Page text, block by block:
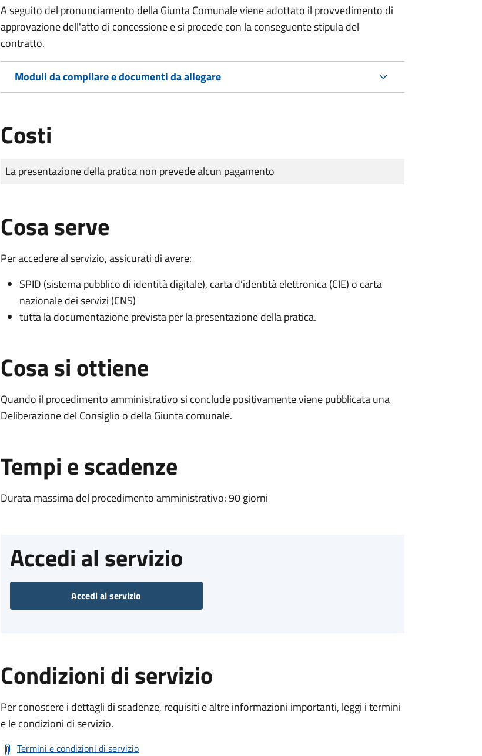
A seguito del pronunciamento della Giunta Comunale viene adottato il provvedimento di
approvazione dell'atto di concessione e si procede con la conseguente stipula del
contratto.
Moduli da compilare e documenti da allegare
Costi
Tipo di pagamento
Importo
La presentazione della pratica non prevede alcun pagamento
Cosa serve
Per accedere al servizio, assicurati di avere:
SPID (sistema pubblico di identità digitale), carta d’identità elettronica (CIE) o carta
nazionale dei servizi (CNS)
tutta la documentazione prevista per la presentazione della pratica.
Cosa si ottiene
Quando il procedimento amministrativo si conclude positivamente viene pubblicata una
Deliberazione del Consiglio o della Giunta comunale.
Tempi e scadenze
Durata massima del procedimento amministrativo: 90 giorni
Accedi al servizio
Accedi al servizio
Condizioni di servizio
Per conoscere i dettagli di scadenze, requisiti e altre informazioni importanti, leggi i termini
e le condizioni di servizio.
Termini e condizioni di servizio